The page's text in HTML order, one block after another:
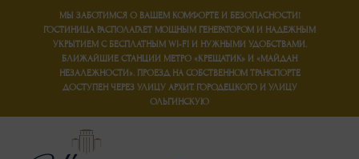
МЫ ЗАБОТИМСЯ О ВАШЕМ КОМФОРТЕ И БЕЗОПАСНОСТИ!
ГОСТИНИЦА РАСПОЛАГАЕТ МОЩНЫМ ГЕНЕРАТОРОМ И НАДЕЖНЫМ
УКРЫТИЕМС БЕСПЛАТНЫМ WI-FI И НУЖНЫМИ УДОБСТВАМИ.
БЛИЖАЙШИЕ СТАНЦИИ МЕТРО «КРЕЩАТИК» И «МАЙДАН
НЕЗАЛЕЖНОСТИ». ПРОЕЗД НА СОБСТВЕННОМ ТРАНСПОРТЕ
ДОСТУПЕН ЧЕРЕЗ УЛИЦУ АРХИТ. ГОРОДЕЦКОГО И УЛИЦУ
ОЛЬГИНСКУЮ